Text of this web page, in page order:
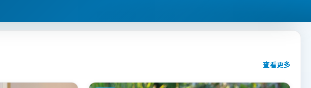
查看更多